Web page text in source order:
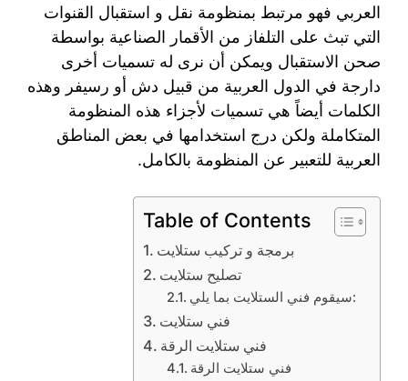
العربي فهو مرتبط بمنظومة نقل و استقبال القنوات
التي تبث على التلفاز من الأقمار الصناعية بواسطة
صحن الاستقبال ويمكن أن نرى له تسميات أخرى
دارجة في الدول العربية من قبيل دش أو رسيفر وهذه
الكلمات أيضاً هي تسميات لأجزاء هذه المنظومة
المتكاملة ولكن درج استخدامها في بعض المناطق
العربية للتعبير عن المنظومة بالكامل.
Table of Contents
برمجة و تركيب ستلايت
تصليح ستلايت
سيقوم فني الستلايت بما يلي:
فني ستلايت
فني ستلايت الرقة
فني ستلايت الرقة